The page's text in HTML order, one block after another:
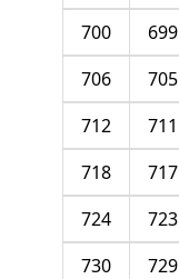
699
700
705
706
711
712
717
718
723
724
729
730